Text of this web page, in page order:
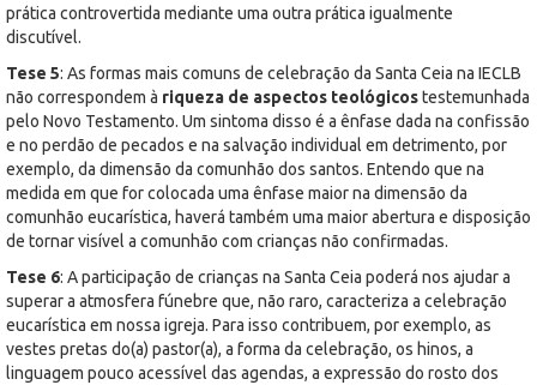
prática controvertida mediante uma outra prática igualmente
discutível.
Tese 5: As formas mais comuns de celebração da Santa Ceia na IECLB
não correspondem à riqueza de aspectos teológicostestemunhada
pelo Novo Testamento. Um sintoma disso é a ênfase dada na confissão
e no perdão de pecados e na salvação individual em detrimento, por
exemplo, da dimensão da comunhão dos santos. Entendo que na
medida em que for colocada uma ênfase maior na dimensão da
comunhão eucarística, haverá também uma maior abertura e disposição
de tornar visível a comunhão com crianças não confirmadas.
Tese 6: A participação de crianças na Santa Ceia poderá nos ajudar a
superar a atmosfera fúnebre que, não raro, caracteriza a celebração
eucarística em nossa igreja. Para isso contribuem, por exemplo, as
vestes pretas do(a) pastor(a), a forma da celebração, os hinos, a
linguagem pouco acessível das agendas, a expressão do rosto dos